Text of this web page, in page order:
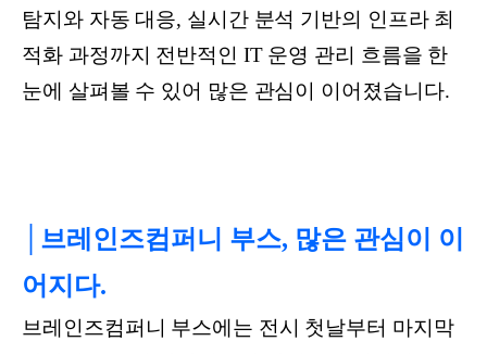
탐지와 자동 대응, 실시간 분석 기반의 인프라 최
적화 과정까지 전반적인 IT 운영 관리 흐름을 한
눈에 살펴볼 수 있어 많은 관심이 이어졌습니다.
│브레인즈컴퍼니 부스, 많은 관심이 이
어지다.
브레인즈컴퍼니 부스에는 전시 첫날부터 마지막